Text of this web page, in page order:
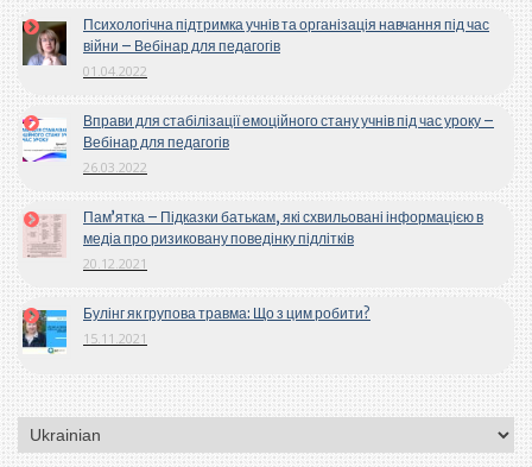
Психологічна підтримка учнів та організація навчання під час
війни – Вебінар для педагогів
01.04.2022
Вправи для стабілізації емоційного стану учнів під час уроку –
Вебінар для педагогів
26.03.2022
Пам’ятка – Підказки батькам, які схвильовані інформацією в
медіа про ризиковану поведінку підлітків
20.12.2021
Булінг як групова травма: Що з цим робити?
15.11.2021
Вибрати
мову